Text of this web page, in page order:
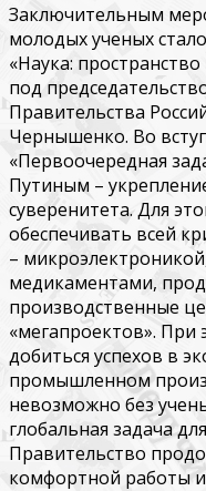
Заключительным
молодых ученых
«Наука:
под
Правительства
Чернышенко. Во
«Первоочередная
Путиным –
суверенитета. Для
обеспечивать всей
–
медикаментами,
производственные
«мегапроектов».
добиться успехов в
промышленном
невозможно без
глобальная задача
Правительство
комфортной работы